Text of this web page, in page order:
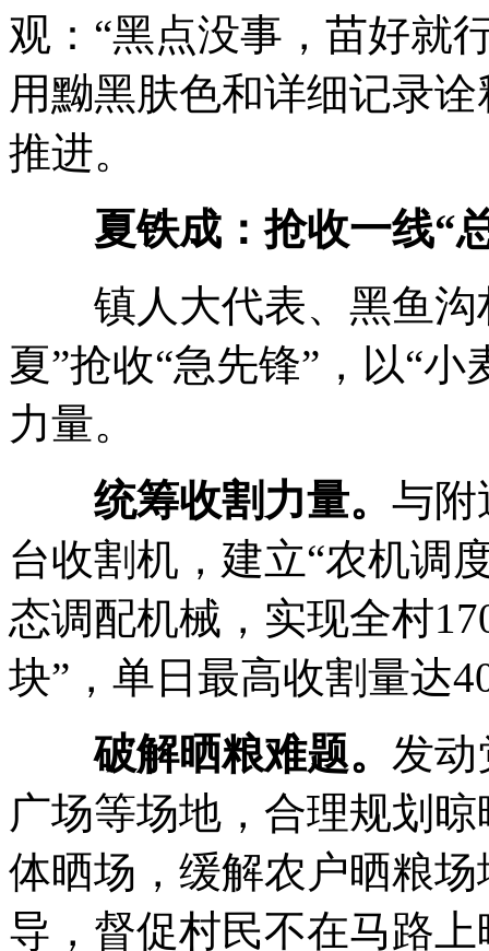
观：“黑点没事，苗好就
用黝黑肤色和详细记录
推进。
夏铁成：抢收一线“
镇人大代表、黑鱼沟
夏”抢收“急先锋”，以“
力量。
统筹收割力量。 与附
台收割机，建立“农机调
态调配机械，实现全村
块”，单日最高收割量达
破解晒粮难题。 发动
广场等场地，合理规划
体晒场，缓解农户晒粮
导，督促村民不在马路